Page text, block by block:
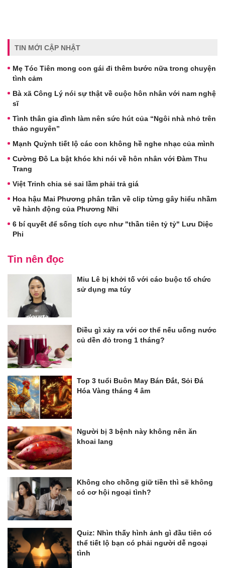
TIN MỚI CẬP NHẬT
Mẹ Tóc Tiên mong con gái đi thêm bước nữa trong chuyện
tình cảm
Bà xã Công Lý nói sự thật về cuộc hôn nhân với nam nghệ
sĩ
Tình thân gia đình làm nên sức hút của “Ngôi nhà nhỏ trên
thảo nguyên”
Mạnh Quỳnh tiết lộ các con không hề nghe nhạc của mình
Cường Đô La bật khóc khi nói về hôn nhân với Đàm Thu
Trang
Việt Trinh chia sẻ sai lầm phải trả giá
Hoa hậu Mai Phương phân trần về clip từng gây hiểu nhầm
về hành động của Phương Nhi
6 bí quyết để sống tích cực như "thần tiên tỷ tỷ" Lưu Diệc
Phi
Tin nên đọc
Miu Lê bị khởi tố với cáo buộc tổ chức
sử dụng ma túy
Điều gì xảy ra với cơ thể nếu uống nước
củ dền đỏ trong 1 tháng?
Top 3 tuổi Buôn May Bán Đắt, Sỏi Đá
Hóa Vàng tháng 4 âm
Người bị 3 bệnh này không nên ăn
khoai lang
Không cho chồng giữ tiền thì sẽ không
có cơ hội ngoại tình?
Quiz: Nhìn thấy hình ảnh gì đầu tiên có
thể tiết lộ bạn có phải người dễ ngoại
tình